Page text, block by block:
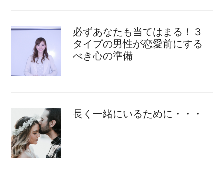
必ずあなたも当てはまる！３
タイプの男性が恋愛前にする
べき心の準備
長く一緒にいるために・・・